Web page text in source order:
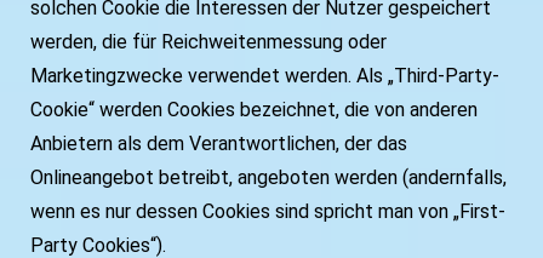
solchen Cookie die Interessen der Nutzer gespeichert
werden, die für Reichweitenmessung oder
Marketingzwecke verwendet werden. Als „Third-Party-
Cookie“ werden Cookies bezeichnet, die von anderen
Anbietern als dem Verantwortlichen, der das
Onlineangebot betreibt, angeboten werden (andernfalls,
wenn es nur dessen Cookies sind spricht man von „First-
Party Cookies“).